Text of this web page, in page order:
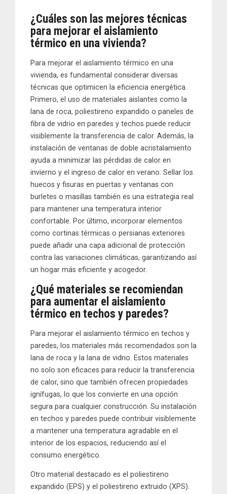
¿Cuáles son las mejores técnicas
para mejorar el aislamiento
térmico en una vivienda?
Para mejorar el aislamiento térmico en una
vivienda, es fundamental considerar diversas
técnicas que optimicen la eficiencia energética.
Primero, el uso de materiales aislantes como la
lana de roca, poliestireno expandido o paneles de
fibra de vidrio en paredes y techos puede reducir
visiblemente la transferencia de calor. Además, la
instalación de ventanas de doble acristalamiento
ayuda a minimizar las pérdidas de calor en
invierno y el ingreso de calor en verano. Sellar los
huecos y fisuras en puertas y ventanas con
burletes o masillas también es una estrategia real
para mantener una temperatura interior
confortable. Por último, incorporar elementos
como cortinas térmicas o persianas exteriores
puede añadir una capa adicional de protección
contra las variaciones climáticas, garantizando así
un hogar más eficiente y acogedor.
¿Qué materiales se recomiendan
para aumentar el aislamiento
térmico en techos y paredes?
Para mejorar el aislamiento térmico en techos y
paredes, los materiales más recomendados son la
lana de roca y la lana de vidrio. Estos materiales
no solo son eficaces para reducir la transferencia
de calor, sino que también ofrecen propiedades
ignífugas, lo que los convierte en una opción
segura para cualquier construcción. Su instalación
en techos y paredes puede contribuir visiblemente
a mantener una temperatura agradable en el
interior de los espacios, reduciendo así el
consumo energético.
Otro material destacado es el poliestireno
expandido (EPS) y el poliestireno extruido (XPS).